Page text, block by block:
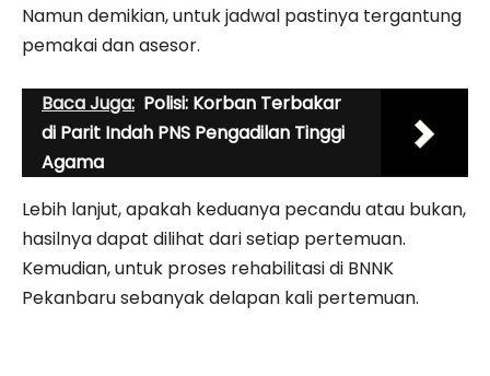
Namun demikian, untuk jadwal pastinya tergantung
pemakai dan asesor.
Baca Juga: Polisi: Korban Terbakar
di Parit Indah PNS Pengadilan Tinggi
Agama
Lebih lanjut, apakah keduanya pecandu atau bukan,
hasilnya dapat dilihat dari setiap pertemuan.
Kemudian, untuk proses rehabilitasi di BNNK
Pekanbaru sebanyak delapan kali pertemuan.